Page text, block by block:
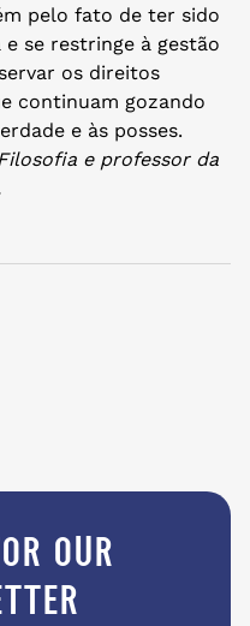
pelo fato de ter sido
se restringe à gestão
os direitos
continuam gozando
e às posses.
e professor da
our